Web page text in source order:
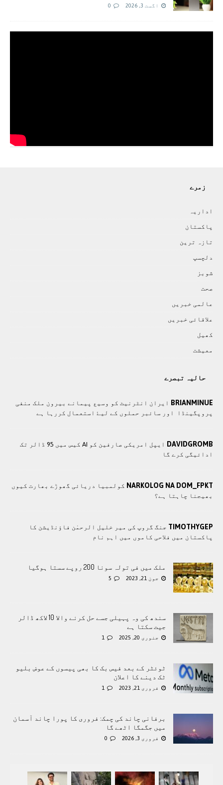
اگست 3, 2026 0
زمرے
اداريہ
پاکستان
تازہ ترين
دلچسپ
شوبز
صحت
عالمی خبريں
علاقائی خبريں
کھيل
معيشت
حالیہ تبصرے
BRIANMINUE ايران انٹرنيٹ کو وسيع پيمانے بيرون ملک منفی
پروپگينڈا اور سائبر حملوں کے ليۓ استعمال کررہا ہے
DAVIDGROMB
ایپل امریکی صارفین کو AI کیس میں 95 ڈالر تک
ادائیگی کرے گا
NARKOLOG NA DOM_FPKT کولمبیا دریائی گھوڑے بھارت کیوں
بھیجنا چاہتا ہے؟
TIMOTHYGEP جنگ گروپ کی میر خلیل الرحمٰن فاؤنڈیشن کا
پاکستان میں فلاحی کاموں ميں اہم نام
ملک میں فی تولہ سونا 200 روپے سستا ہوگیا
جون 21, 2023 5
سندھ کی وہ پہیلی جسے حل کرنے والا 10 لاکھ ڈالر
جیت سکتا ہے
جنوری 20, 2025 1
ٹوئٹر کے بعد فیس بک کا بھی پیسوں کے عوض بلیو
ٹک دینے کا اعلان
فروری 21, 2023 1
برفانی چاند کی چمک: فروری کا پورا چاند آسمان
میں جگمگا اٹھے گا
فروری 3, 2026 0